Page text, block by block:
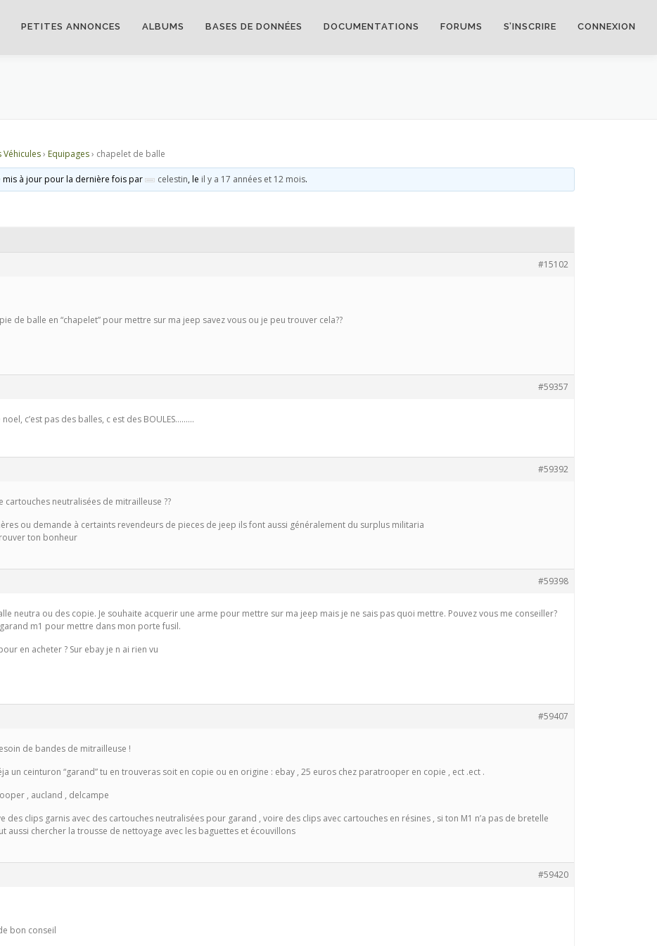
PETITES ANNONCES ALBUMS BASES DE DONNÉES DOCUMENTATIONS FORUMS S’INSCRIRE CONNEXION
Véhicules› Equipages› chapelet de balle
mis à jour pour la dernière fois par celestin, le il y a 17 années et 12 mois.
#15102
de balle en “chapelet” pour mettre sur ma jeep savez vous ou je peu trouver cela??
#59357
c’est pas des balles, c est des BOULES………
#59392
neutralisées de mitrailleuse ??
ou demande à certaints revendeurs de pieces de jeep ils font aussi généralement du surplus militaria
ton bonheur
#59398
neutra ou des copie. Je souhaite acquerir une arme pour mettre sur ma jeep mais je ne sais pas quoi mettre. Pouvez vous me conseiller?
m1 pour mettre dans mon porte fusil.
en acheter ? Sur ebay je n ai rien vu
#59407
de bandes de mitrailleuse !
un ceinturon “garand” tu en trouveras soit en copie ou en origine : ebay , 25 euros chez paratrooper en copie , ect .ect .
, aucland , delcampe
des clips garnis avec des cartouches neutralisées pour garand , voire des clips avec cartouches en résines , si ton M1 n’a pas de bretelle
aussi chercher la trousse de nettoyage avec les baguettes et écouvillons
#59420
bon conseil